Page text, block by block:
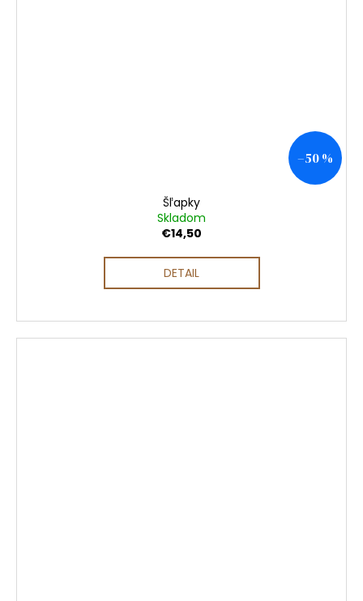
–50 %
Šľapky
Skladom
€14,50
DETAIL